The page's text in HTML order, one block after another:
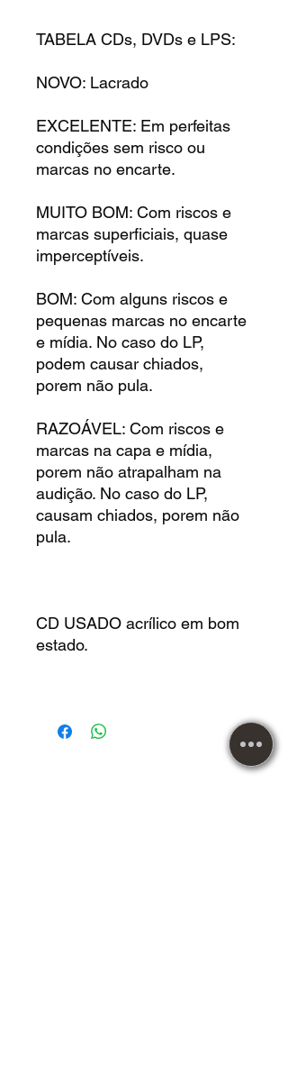
TABELA CDs, DVDs e LPS:
NOVO: Lacrado
EXCELENTE: Em perfeitas
condições sem risco ou
marcas no encarte.
MUITO BOM: Com riscos e
marcas superficiais, quase
imperceptíveis.
BOM: Com alguns riscos e
pequenas marcas no encarte
e mídia. No caso do LP,
podem causar chiados,
porem não pula.
RAZOÁVEL: Com riscos e
marcas na capa e mídia,
porem não atrapalham na
audição. No caso do LP,
causam chiados, porem não
pula.
CD USADO acrílico em bom
estado.